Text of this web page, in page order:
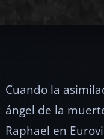
Cuando la
ángel de la
Raphael en